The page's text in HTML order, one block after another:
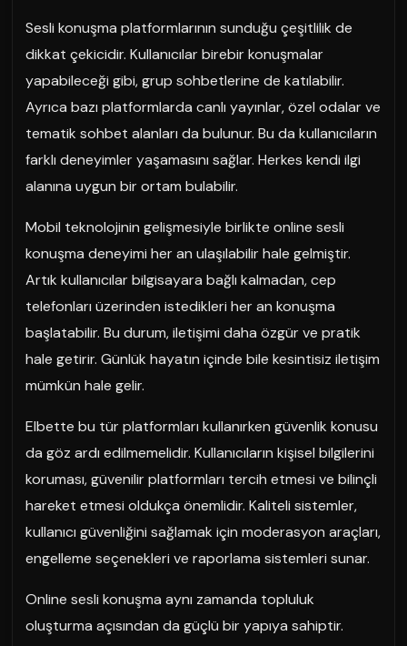
Sesli konuşma platformlarının sunduğu çeşitlilik de
dikkat çekicidir. Kullanıcılar birebir konuşmalar
yapabileceği gibi, grup sohbetlerine de katılabilir.
Ayrıca bazı platformlarda canlı yayınlar, özel odalar ve
tematik sohbet alanları da bulunur. Bu da kullanıcıların
farklı deneyimler yaşamasını sağlar. Herkes kendi ilgi
alanına uygun bir ortam bulabilir.
Mobil teknolojinin gelişmesiyle birlikte online sesli
konuşma deneyimi her an ulaşılabilir hale gelmiştir.
Artık kullanıcılar bilgisayara bağlı kalmadan, cep
telefonları üzerinden istedikleri her an konuşma
başlatabilir. Bu durum, iletişimi daha özgür ve pratik
hale getirir. Günlük hayatın içinde bile kesintisiz iletişim
mümkün hale gelir.
Elbette bu tür platformları kullanırken güvenlik konusu
da göz ardı edilmemelidir. Kullanıcıların kişisel bilgilerini
koruması, güvenilir platformları tercih etmesi ve bilinçli
hareket etmesi oldukça önemlidir. Kaliteli sistemler,
kullanıcı güvenliğini sağlamak için moderasyon araçları,
engelleme seçenekleri ve raporlama sistemleri sunar.
Online sesli konuşma aynı zamanda topluluk
oluşturma açısından da güçlü bir yapıya sahiptir.